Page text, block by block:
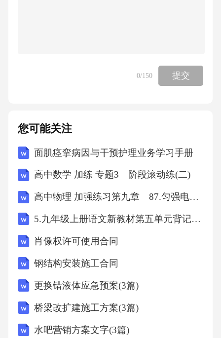
的政治属性。教育引导纪检监察干部深刻理解
“监督保障执行、促进完善发展”的内涵要求，克
识到有效预防腐败、推动干部廉洁用权同样是
重要政绩。同时，要敢于斗争、善于斗争，摒
弃“好人主义”，以“得罪千百人、不负十四亿”的
（二）提升专业能力，创新监督方式，增强监
督实效监督能力是履职之基。要下大力气提升
纪检监察干部的专业化水平。一是加强学习培
训和实践锻炼。围绕党章党规党纪、宪法法律
术等专业知识，开展系统性培训，组织业务骨
干到办案一线、关键岗位实践历练，不断提升
精准发现问题、精准执纪执法、精准做思想政
0/150 提交
您可能关注
面肌痉挛病因与干预护理业务学习手册
高中数学 加练 专题3 阶段滚动练(二)
高中物理 加强练习第九章 87.匀强电场中电势差与电场强度的关系
5.九年级上册语文新教材第五单元背记手册
肖像权许可使用合同
钢结构安装施工合同
更换错液体应急预案(3篇)
桥梁改扩建施工方案(3篇)
水吧营销方案文字(3篇)